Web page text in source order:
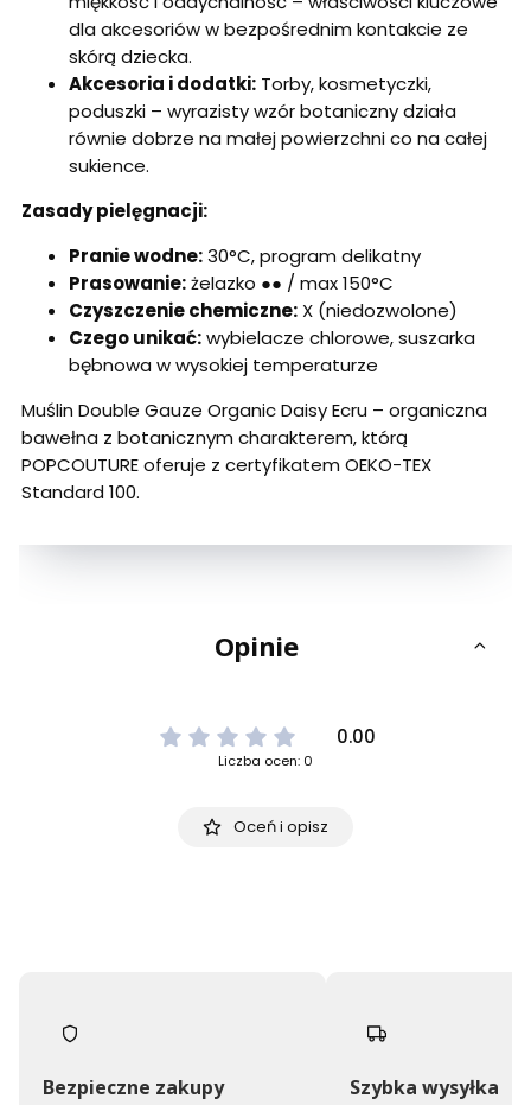
dla akcesoriów w bezpośrednim kontakcie ze
skórą dziecka.
Akcesoria i dodatki: Torby, kosmetyczki,
poduszki – wyrazisty wzór botaniczny działa
równie dobrze na małej powierzchni co na całej
sukience.
Zasady pielęgnacji:
Pranie wodne:30°C, program delikatny
Prasowanie:żelazko ●● / max 150°C
Czyszczenie chemiczne: X (niedozwolone)
Czego unikać:wybielacze chlorowe, suszarka
bębnowa w wysokiej temperaturze
Muślin Double Gauze Organic Daisy Ecru – organiczna
bawełna z botanicznym charakterem, którą
POPCOUTURE oferuje z certyfikatem OEKO-TEX
Standard 100.
Opinie
0.00
Liczba ocen: 0
Oceń i opisz
Bezpieczne zakupy Szybka wysyłka